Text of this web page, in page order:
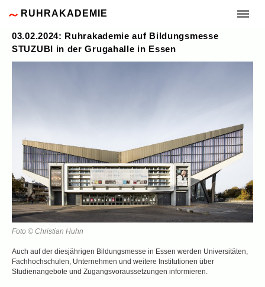
RUHRAKADEMIE
03.02.2024: Ruhrakademie auf Bildungsmesse
STUZUBI in der Grugahalle in Essen
Foto © Christian Huhn
Auch auf der diesjährigen Bildungsmesse in Essen werden Universitäten,
Fachhochschulen, Unternehmen und weitere Institutionen über
Studienangebote und Zugangsvoraussetzungen informieren.